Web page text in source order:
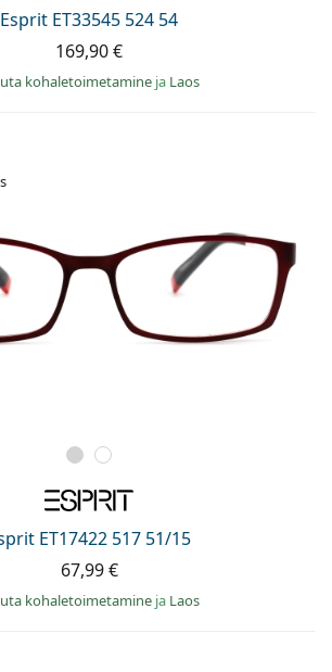
Esprit ET33545 524 54
169,90 €
kohaletoimetamine ja Laos
ET17422 517 51/15
67,99 €
kohaletoimetamine ja Laos